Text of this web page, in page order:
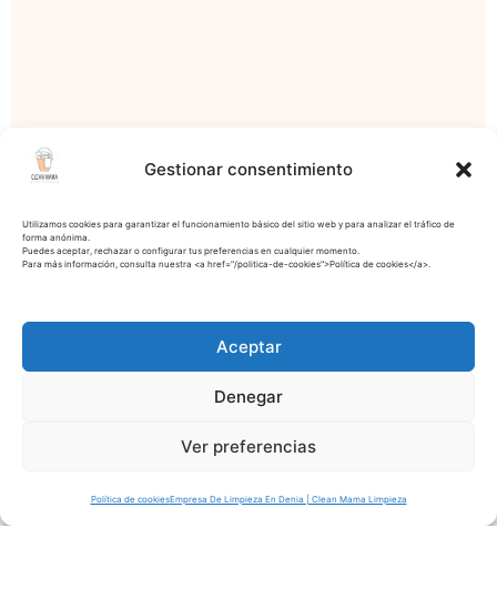
Gestionar consentimiento
Utilizamos cookies para garantizar el funcionamiento básico del sitio web y para analizar el tráfico de
forma anónima.
Puedes aceptar, rechazar o configurar tus preferencias en cualquier momento.
Para más información, consulta nuestra <a href="/politica-de-cookies">Política de cookies</a>.
Aceptar
Denegar
Ver preferencias
Política de cookiesEmpresa De Limpieza En Denia | Clean Mama Limpieza